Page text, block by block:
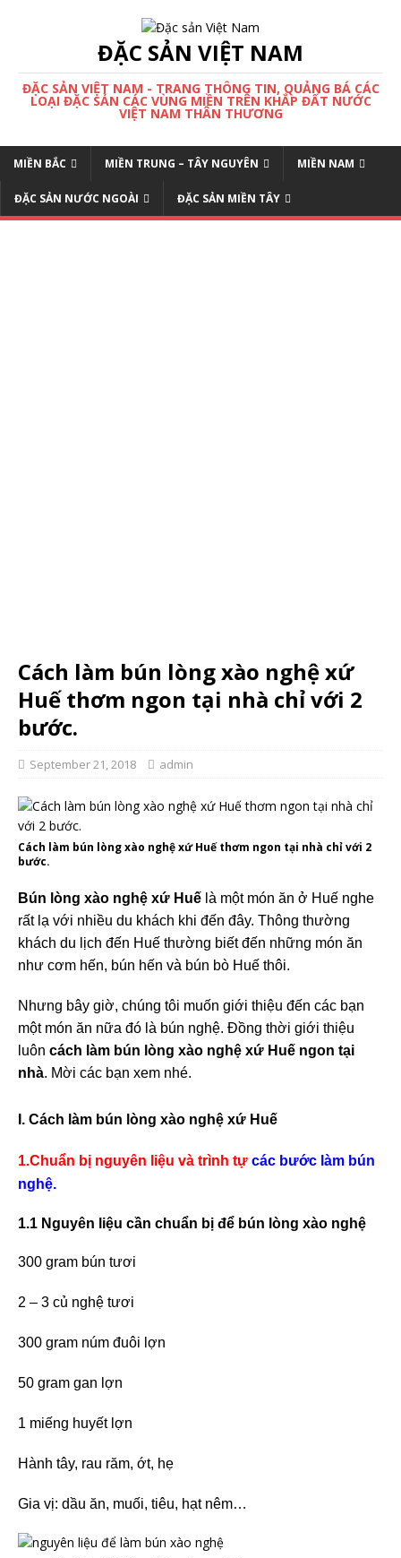
ĐẶC SẢN VIỆT NAM
ĐẶC SẢN VIỆT NAM - TRANG THÔNG TIN, QUẢNG BÁ CÁC
LOẠI ĐẶC SẢN CÁC VÙNG MIỀN TRÊN KHẮP ĐẤT NƯỚC
VIỆT NAM THÂN THƯƠNG
MIỀN BẮC MIỀN TRUNG – TÂY NGUYÊN MIỀN NAM
ĐẶC SẢN NƯỚC NGOÀI ĐẶC SẢN MIỀN TÂY
Cách làm bún lòng xào nghệ xứ
Huế thơm ngon tại nhà chỉ với 2
bước.
September 21, 2018 admin
Cách làm bún lòng xào nghệ xứ Huế thơm ngon tại nhà chỉ với 2
bước.
Bún lòng xào nghệ xứ Huế là một món ăn ở Huế nghe
rất lạ với nhiều du khách khi đến đây. Thông thường
khách du lịch đến Huế thường biết đến những món ăn
như cơm hến, bún hến và bún bò Huế thôi.
Nhưng bây giờ, chúng tôi muốn giới thiệu đến các bạn
một món ăn nữa đó là bún nghệ. Đồng thời giới thiệu
luôn cách làm bún lòng xào nghệ xứ Huế ngon tại
nhà. Mời các bạn xem nhé.
I. Cách làm bún lòng xào nghệ xứ Huế
1.Chuẩn bị nguyên liệu và trình tự các bước làm bún
nghệ.
1.1 Nguyên liệu cần chuẩn bị để bún lòng xào nghệ
300 gram bún tươi
2 – 3 củ nghệ tươi
300 gram núm đuôi lợn
50 gram gan lợn
1 miếng huyết lợn
Hành tây, rau răm, ớt, hẹ
Gia vị: dầu ăn, muối, tiêu, hạt nêm…